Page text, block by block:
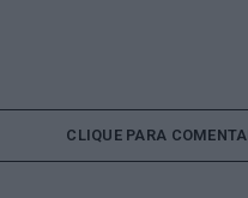
CLIQUE PARA